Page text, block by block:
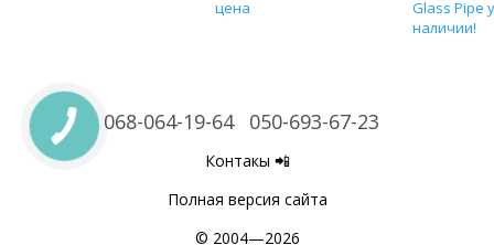
цена
Glass Pipe
наличии!
068-064-19-64 050-693-67-23
Контакы 📲
Полная версия сайта
© 2004—2026